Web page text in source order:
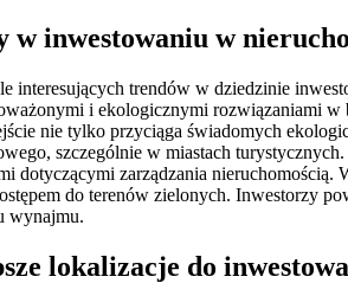
w inwestowaniu w
interesujących trendów w dziedzinie
i ekologicznymi rozwiązaniami w
nie tylko przyciąga świadomych
szczególnie w miastach
dotyczącymi zarządzania nieruchomością.
do terenów zielonych. Inwestorzy
wynajmu.
lokalizacje do